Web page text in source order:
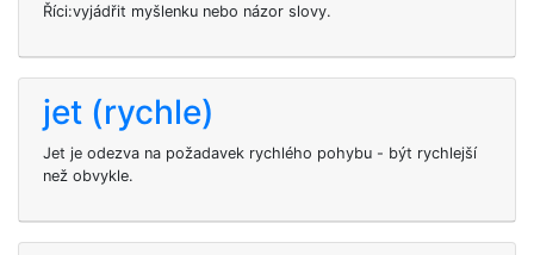
Říci:vyjádřit myšlenku nebo názor slovy.
jet (rychle)
Jet je odezva na požadavek rychlého pohybu - být rychlejší
než obvykle.